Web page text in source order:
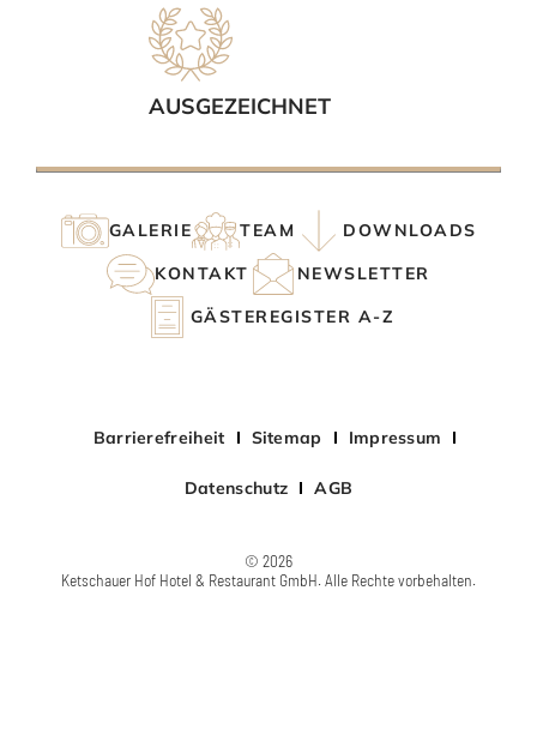
AUSGEZEICHNET
GALERIE TEAM
DOWNLOADS
KONTAKT
NEWSLETTER
GÄSTEREGISTER A-Z
Barrierefreiheit Sitemap Impressum
Datenschutz AGB
© 2026
Ketschauer Hof Hotel & Restaurant GmbH. Alle Rechte vorbehalten.